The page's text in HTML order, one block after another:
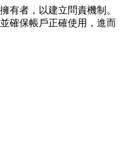
有者，以建立問責機制。
確保帳戶正確使用，進而